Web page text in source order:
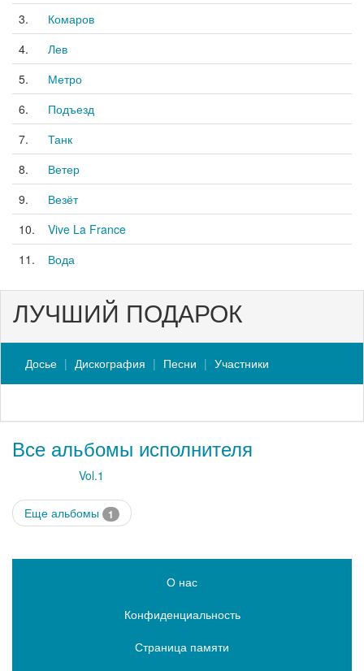
3.
Комаров
4.
Лев
5.
Метро
6.
Подъезд
7.
Танк
8.
Ветер
9.
Везёт
10.
Vive La France
11.
Вода
ЛУЧШИЙ ПОДАРОК
Досье Дискография Песни Участники
Все альбомы исполнителя
Vol.1
Еще альбомы 1
О нас
Конфиденциальность
Страница памяти